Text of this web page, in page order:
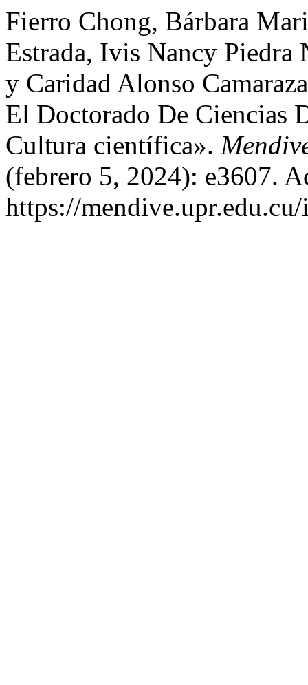
Fierro Chong, Bárbara
Estrada, Ivis Nancy Piedra
y Caridad Alonso
El Doctorado De Ciencias
Cultura científica».
(febrero 5, 2024): e3607.
https://